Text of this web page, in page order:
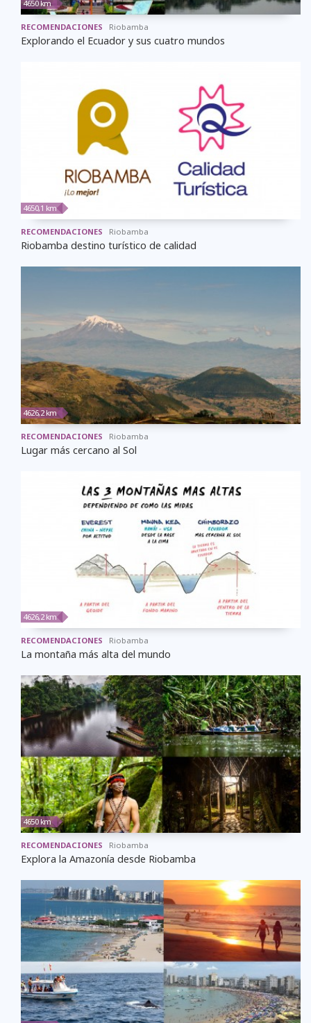
4650 km
RECOMENDACIONES Riobamba
Explorando el Ecuador y sus cuatro mundos
4650,1 km
RECOMENDACIONES Riobamba
Riobamba destino turístico de calidad
4626,2 km
RECOMENDACIONES Riobamba
Lugar más cercano al Sol
4626,2 km
RECOMENDACIONES Riobamba
La montaña más alta del mundo
4650 km
RECOMENDACIONES Riobamba
Explora la Amazonía desde Riobamba